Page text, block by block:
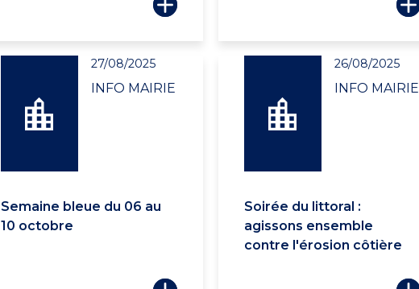
27/08/2025
INFO MAIRIE
Semaine bleue du 06 au
10 octobre
26/08/2025
INFO MAIRIE
Soirée du littoral :
agissons ensemble
contre l'érosion côtière